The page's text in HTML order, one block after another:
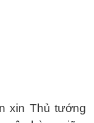
xin Thủ tướng